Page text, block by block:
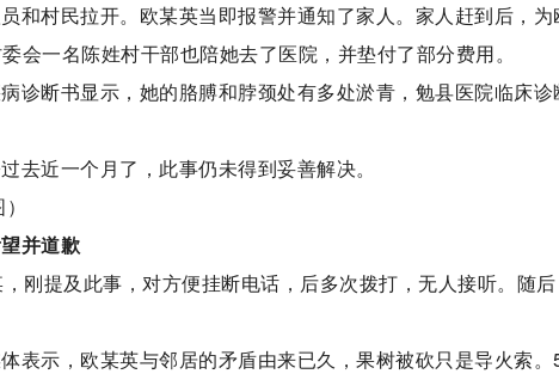
和村民拉开。欧某英当即报警并通知了家人。家人赶到后，为
会一名陈姓村干部也陪她去了医院，并垫付了部分费用。
诊断书显示，她的胳膊和脖颈处有多处淤青，勉县医院临床
去近一个月了，此事仍未得到妥善解决。
并道歉
刚提及此事，对方便挂断电话，后多次拨打，无人接听。随
表示，欧某英与邻居的矛盾由来已久，果树被砍只是导火索